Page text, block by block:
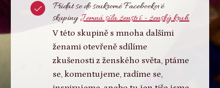
Přidat se do soukromé Facebookové
skupinyJemná síla ženství - ženský kruh
V této skupině s mnoha dalšími
ženami otevřeně sdílíme
zkušenosti z ženského světa, ptáme
se, komentujeme, radíme se,